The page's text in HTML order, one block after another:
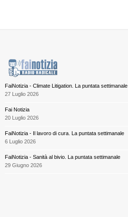
FaiNotizia - Climate Litigation. La puntata settimanale
27 Luglio 2026
Fai Notizia
20 Luglio 2026
FaiNotizia - Il lavoro di cura. La puntata settimanale
6 Luglio 2026
FaiNotizia - Sanità al bivio. La puntata settimanale
29 Giugno 2026